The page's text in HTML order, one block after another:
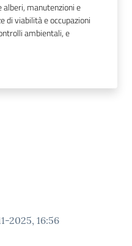
manutenzioni e
di viabilità e occupazioni
ambientali, e
2025, 16:56